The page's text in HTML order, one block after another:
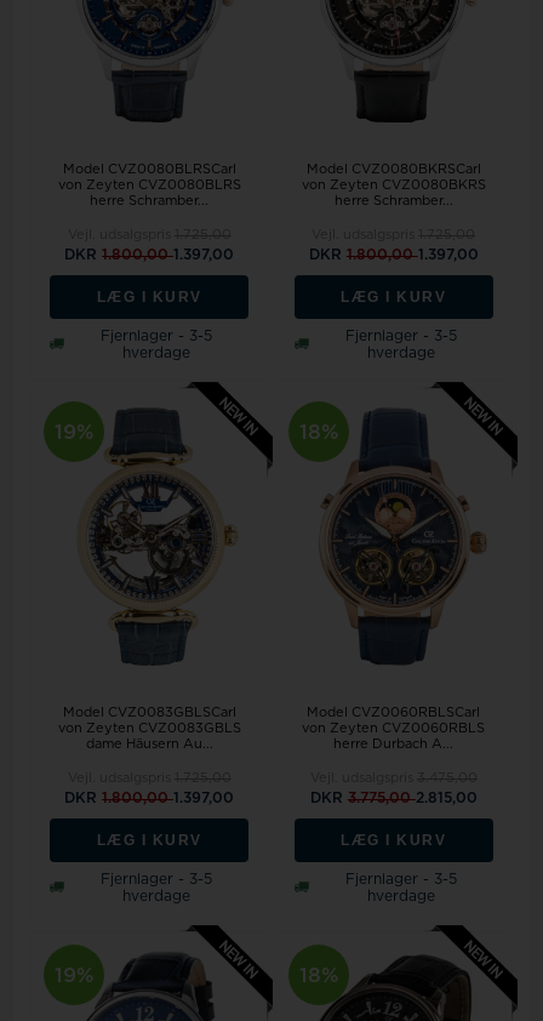
Model CVZ0080BLRSCarl
von Zeyten CVZ0080BLRS
herre Schramber...
DKR1.800,001.397,00
LÆG I KURV
Fjernlager - 3-5
hverdage
Model CVZ0080BKRSCarl
von Zeyten CVZ0080BKRS
herre Schramber...
DKR 1.800,001.397,00
LÆG I KURV
Fjernlager - 3-5
hverdage
19%
Model CVZ0083GBLSCarl
von Zeyten CVZ0083GBLS
dame Häusern Au...
DKR1.800,001.397,00
LÆG I KURV
Fjernlager - 3-5
hverdage
18%
Model CVZ0060RBLSCarl
von Zeyten CVZ0060RBLS
herre Durbach A...
DKR 3.775,002.815,00
LÆG I KURV
Fjernlager - 3-5
hverdage
19% 18%